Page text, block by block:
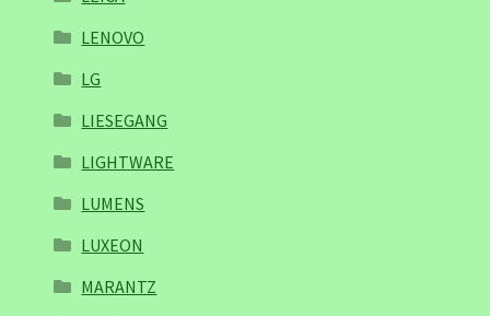
LENOVO
LG
LIESEGANG
LIGHTWARE
LUMENS
LUXEON
MARANTZ